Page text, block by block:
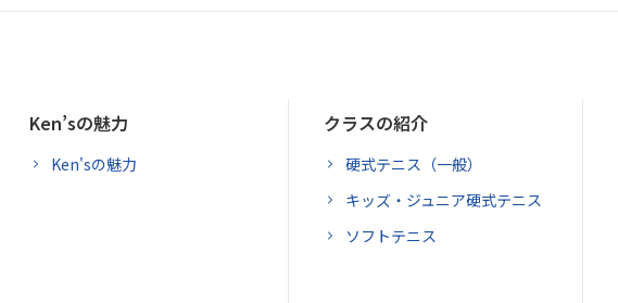
Ken’sの魅力
Ken'sの魅力
クラスの紹介
硬式テニス（一般）
キッズ・ジュニア硬式テニス
ソフトテニス